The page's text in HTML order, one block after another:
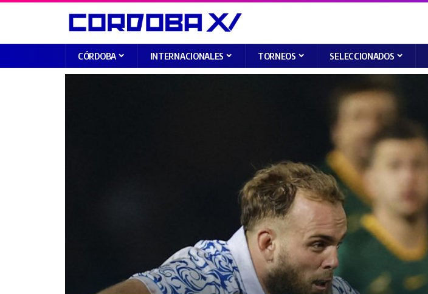
CÓRDOBA INTERNACIONALES TORNEOS SELECCIONADOS